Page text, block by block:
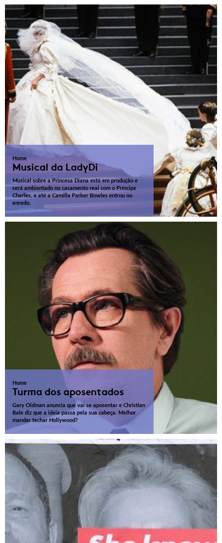
Home
Musical da LadyDi
Musical sobre a Princesa Diana está em produção e
será ambientado no casamento real com o Príncipe
Charles, e até a Camilla Parker Bowles entrou no
enredo.
Home
Turma dos aposentados
Gary Oldman anuncia que vai se aposentar e Christian
Bale diz que a ideia passa pela sua cabeça. Melhor
mandar fechar Hollywood?